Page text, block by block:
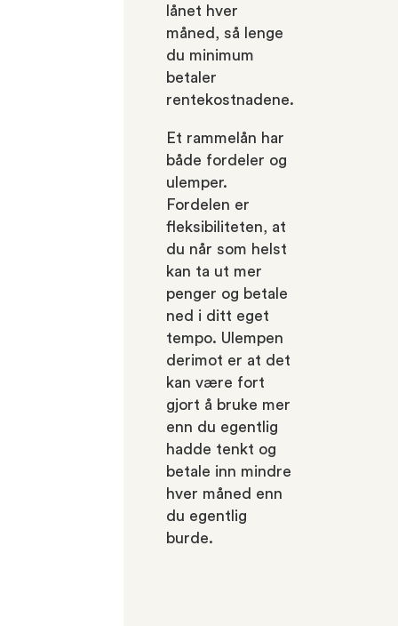
lånet hver
måned, så lenge
du minimum
betaler
rentekostnadene.
Et rammelån har
både fordeler og
ulemper.
Fordelen er
fleksibiliteten, at
du når som helst
kan ta ut mer
penger og betale
ned i ditt eget
tempo. Ulempen
derimot er at det
kan være fort
gjort å bruke mer
enn du egentlig
hadde tenkt og
betale inn mindre
hver måned enn
du egentlig
burde.